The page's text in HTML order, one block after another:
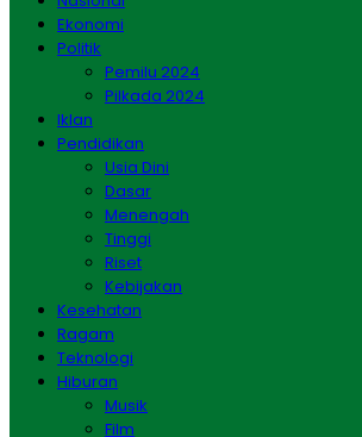
Ekonomi
Politik
Pemilu 2024
Pilkada 2024
Iklan
Pendidikan
Usia Dini
Dasar
Menengah
Tinggi
Riset
Kebijakan
Kesehatan
Ragam
Teknologi
Hiburan
Musik
Film